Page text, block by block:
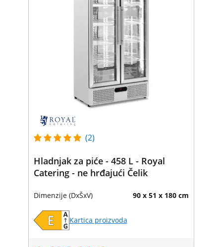
(2)
Hladnjak za piće - 458 L - Royal
Catering - ne hrđajući Čelik
Dimenzije (DxŠxV) 90 x 51 x 180 cm
Kartica proizvoda